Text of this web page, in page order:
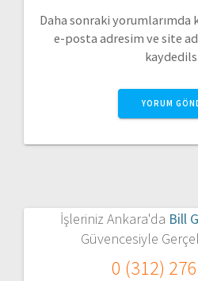
Daha sonraki yorumlarımda
e-posta adresim ve site
İşleriniz Ankara'da Bill
Güvencesiyle
0 (312)